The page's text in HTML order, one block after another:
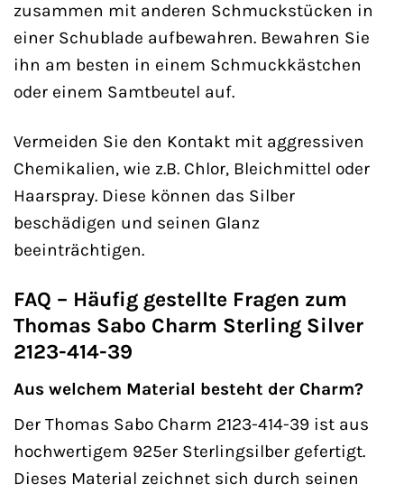
zusammen mit anderen Schmuckstücken in
einer Schublade aufbewahren. Bewahren Sie
ihn am besten in einem Schmuckkästchen
oder einem Samtbeutel auf.
Vermeiden Sie den Kontakt mit aggressiven
Chemikalien, wie z.B. Chlor, Bleichmittel oder
Haarspray. Diese können das Silber
beschädigen und seinen Glanz
beeinträchtigen.
FAQ – Häufig gestellte Fragen zum
Thomas Sabo Charm Sterling Silver
2123-414-39
Aus welchem Material besteht der Charm?
Der Thomas Sabo Charm 2123-414-39 ist aus
hochwertigem 925er Sterlingsilber gefertigt.
Dieses Material zeichnet sich durch seinen